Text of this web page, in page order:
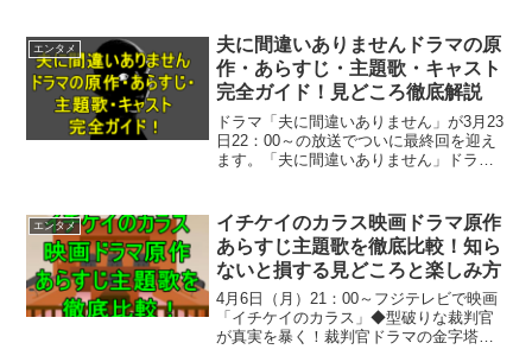
知る方にも分かりやすく整理して紹介し
ていきます。この...
エンタメ
夫に間違いありませんドラマの原
作・あらすじ・主題歌・キャスト
完全ガイド！見どころ徹底解説
ドラマ「夫に間違いありません」が3月23
日22：00～の放送でついに最終回を迎え
ます。「夫に間違いありません」ドラマ
の魅力や見どころを分かりやすく解説し
ます。この記事の...
エンタメ
イチケイのカラス映画ドラマ原作
あらすじ主題歌を徹底比較！知ら
ないと損する見どころと楽しみ方
4月6日（月）21：00～フジテレビで映画
「イチケイのカラス」◆型破りな裁判官
が真実を暴く！裁判官ドラマの金字塔が